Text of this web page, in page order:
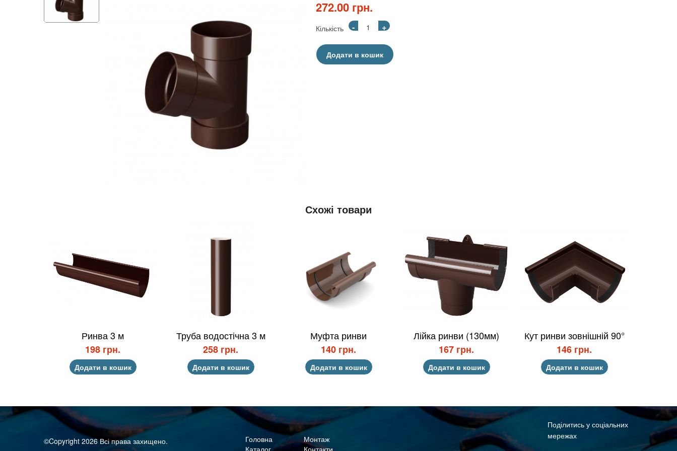
272.00 грн.
Кількість - +
Додати в кошик
Схожі товари
Ринва 3 м
198 грн.
Додати в кошик
Труба водостічна 3 м
258 грн.
Додати в кошик
Муфта ринви
140 грн.
Додати в кошик
Лійка ринви (130мм)
167 грн.
Додати в кошик
Кут ринви зовнішній 90°
146 грн.
Додати в кошик
©Copyright 2026 Всі права захищено.
Головна
Монтаж
Поділитись у соціальних
мережах